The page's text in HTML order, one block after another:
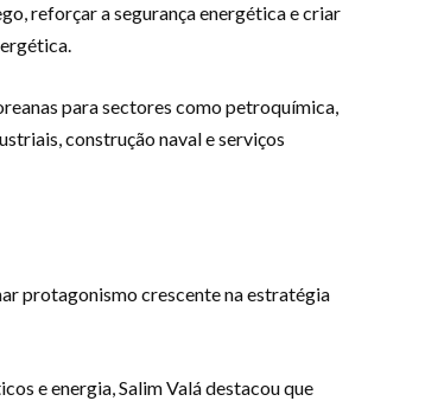
reforçar a segurança energética e criar
para sectores como petroquímica,
construção naval e serviços
protagonismo crescente na estratégia
e energia, Salim Valá destacou que